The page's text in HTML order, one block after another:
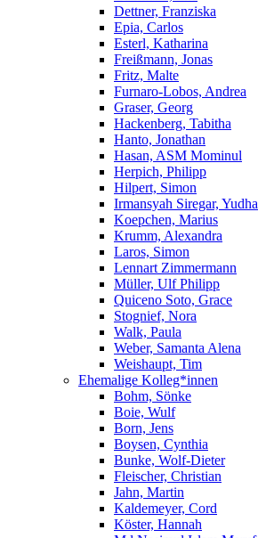
Dettner, Franziska
Epia, Carlos
Esterl, Katharina
Freißmann, Jonas
Fritz, Malte
Furnaro-Lobos, Andrea
Graser, Georg
Hackenberg, Tabitha
Hanto, Jonathan
Hasan, ASM Mominul
Herpich, Philipp
Hilpert, Simon
Irmansyah Siregar, Yudha
Koepchen, Marius
Krumm, Alexandra
Laros, Simon
Lennart Zimmermann
Müller, Ulf Philipp
Quiceno Soto, Grace
Stognief, Nora
Walk, Paula
Weber, Samanta Alena
Weishaupt, Tim
Ehemalige Kolleg*innen
Bohm, Sönke
Boie, Wulf
Born, Jens
Boysen, Cynthia
Bunke, Wolf-Dieter
Fleischer, Christian
Jahn, Martin
Kaldemeyer, Cord
Köster, Hannah